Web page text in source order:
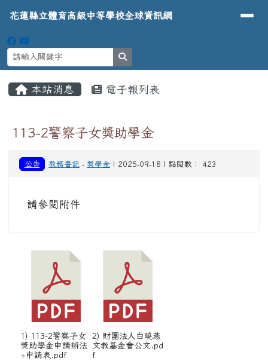
花蓮縣立體育高級中等學校全球資
導覽列
花蓮縣立體育高級中等學校全球資訊網
本站消息 電子報列表
113-2警察子女獎助學金
公告 教務書記 - 獎學金 | 2025-09-18 | 點閱數： 423
請參閱附件
1) 113-2警察子女
獎助學金申請辦法
+申請表.pdf
2) 財團法人白曉燕
文教基金會公文.pd
f